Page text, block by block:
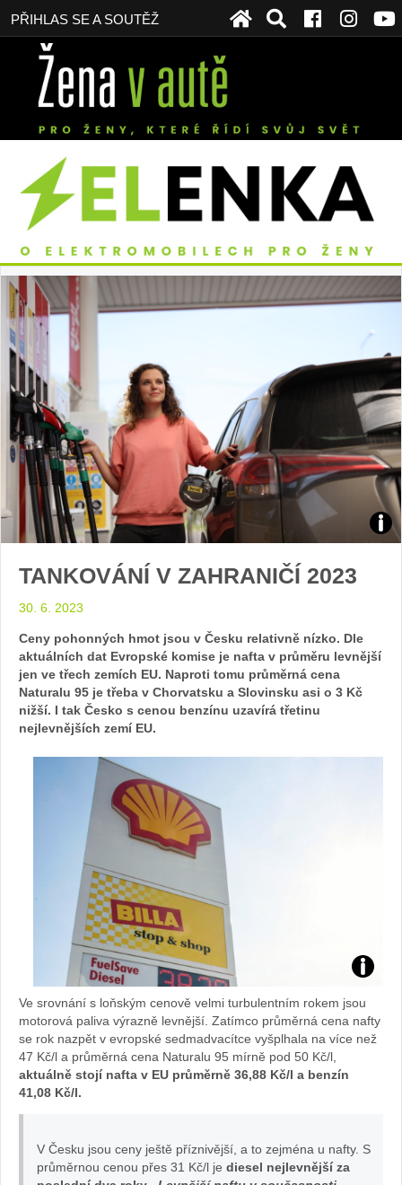
PŘIHLAS SE A SOUTĚŽ
TANKOVÁNÍ V ZAHRANIČÍ 2023
30. 6. 2023
Ceny pohonných hmot jsou v Česku relativně nízko. Dle
aktuálních dat Evropské komise je nafta v průměru levnější
jen ve třech zemích EU. Naproti tomu průměrná cena
Naturalu 95 je třeba v Chorvatsku a Slovinsku asi o 3 Kč
nižší. I tak Česko s cenou benzínu uzavírá třetinu
nejlevnějších zemí EU.
foto
Shell
Ve srovnání s loňským cenově velmi turbulentním rokem jsou
motorová paliva výrazně levnější. Zatímco průměrná cena nafty
se rok nazpět v evropské sedmadvacítce vyšplhala na více než
47 Kč/l a průměrná cena Naturalu 95 mírně pod 50 Kč/l,
aktuálně stojí nafta v EU průměrně 36,88 Kč/l a benzín
41,08 Kč/l.
V Česku jsou ceny ještě příznivější, a to zejména u nafty. S
průměrnou cenou přes 31 Kč/l je diesel nejlevnější za